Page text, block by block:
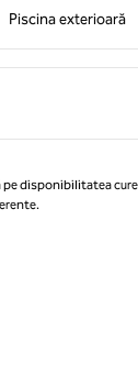
Piscina exterioară
pe disponibilitatea